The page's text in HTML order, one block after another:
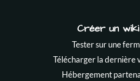
Créer un wiki
Tester sur une
Télécharger la dernière
Hébergement